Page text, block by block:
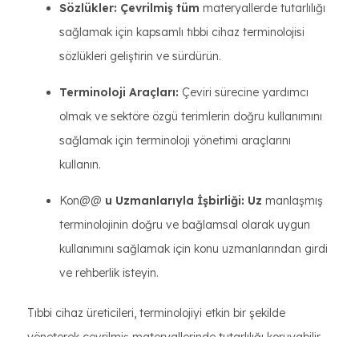
Sözlükler: Çevrilmiş tüm materyallerde tutarlılığı
sağlamak için kapsamlı tıbbi cihaz terminolojisi
sözlükleri geliştirin ve sürdürün.
Terminoloji Araçları: Çeviri sürecine yardımcı
olmak ve sektöre özgü terimlerin doğru kullanımını
sağlamak için terminoloji yönetimi araçlarını
kullanın.
Kon@@ u Uzmanlarıyla İşbirliği: Uz manlaşmış
terminolojinin doğru ve bağlamsal olarak uygun
kullanımını sağlamak için konu uzmanlarından girdi
ve rehberlik isteyin.
Tıbbi cihaz üreticileri, terminolojiyi etkin bir şekilde